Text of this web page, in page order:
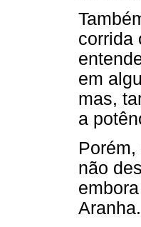
corrida
em
mas,
a
não
Aranha.